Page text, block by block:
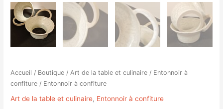
Accueil / Boutique /Art de la table et culinaire / Entonnoir à
confiture / Entonnoir à confiture
Art de la table et culinaire, Entonnoir à confiture